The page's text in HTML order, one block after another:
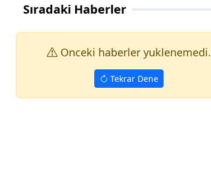
Sıradaki Haberler
Onceki haberler yuklenemedi.
Tekrar Dene